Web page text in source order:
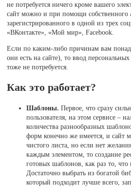
не потребуется ничего кроме вашего
сайт можно и при помощи собственного
зарегистрированного в одной из трех
«ВКонтакте», «Мой мир», Facebook.
Если по каким-либо причинам вам
они есть на сайте), то ввод
тоже не потребуется.
Как это работает?
Шаблоны. Первое, что сразу
пользователя, на этом сервисе –
количества разнообразных
форм конечно же имеется, и сайт
чистого листа, но если нет
каждым элементом, то создание
готовых шаблонов, как раз то, что
Достаточно выбрать из богатой
который подходит лучше всего,